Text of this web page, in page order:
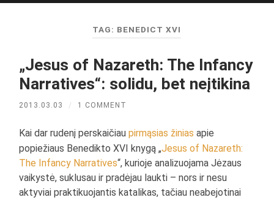
mobile
TAG: BENEDICT XVI
„Jesus of Nazareth: The Infancy
Narratives“: solidu, bet neįtikina
2013.03.03 / 1 COMMENT
Kai dar rudenį perskaičiaupirmąsias žinias apie
popiežiaus Benedikto XVI knygą „Jesus of Nazareth:
The Infancy Narratives“, kurioje analizuojama Jėzaus
vaikystė, suklusau ir pradėjau laukti – nors ir nesu
aktyviai praktikuojantis katalikas, tačiau neabejotinai